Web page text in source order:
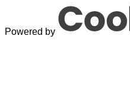
Powered by